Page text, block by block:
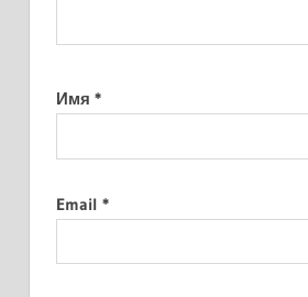
Имя *
Email *